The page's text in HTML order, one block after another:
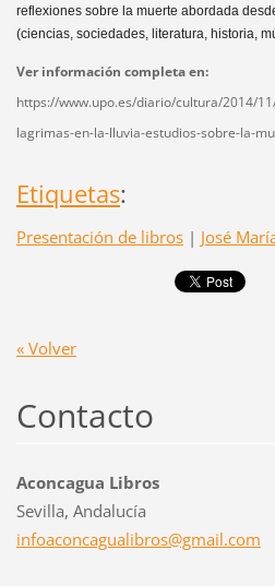
reflexiones sobre la muerte abordada
(ciencias, sociedades, literatura, historia,
Ver información completa en:
https://www.upo.es/diario/cultura/2014/
lagrimas-en-la-lluvia-estudios-sobre-la-
Etiquetas:
Presentación de libros | José
« Volver
Contacto
Aconcagua Libros
Sevilla, Andalucía
infoaconcagualibros@gmail.com